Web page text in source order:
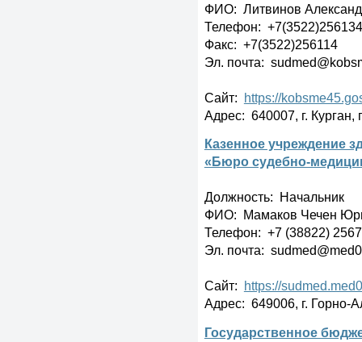
ФИО: Литвинов
Телефон: +7(3522)256134
Факс: +7(3522)256114
Эл. почта:
Сайт: https://
Адрес: 640007, г.
Казенное учреждение
«Бюро судебно-
Должность: Начальник
ФИО: Мамаков Чечен
Телефон: +7 (38822)
Эл. почта:
Сайт: https://
Адрес: 649006, г. Горно-
Государственное